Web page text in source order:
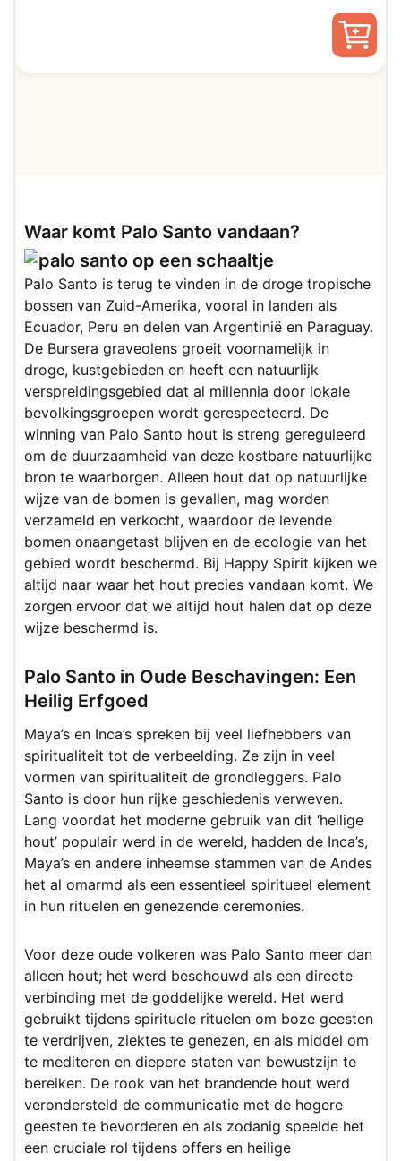
€ 1,35
tot
gekozen
worden
op
de
productpagina
Waar komt Palo Santo vandaan?
Palo Santo is terug te vinden in de droge tropische
bossen van Zuid-Amerika, vooral in landen als
Ecuador, Peru en delen van Argentinië en Paraguay.
De Bursera graveolens groeit voornamelijk in
droge, kustgebieden en heeft een natuurlijk
verspreidingsgebied dat al millennia door lokale
bevolkingsgroepen wordt gerespecteerd. De
winning van Palo Santo hout is streng gereguleerd
om de duurzaamheid van deze kostbare natuurlijke
bron te waarborgen. Alleen hout dat op natuurlijke
wijze van de bomen is gevallen, mag worden
verzameld en verkocht, waardoor de levende
bomen onaangetast blijven en de ecologie van het
gebied wordt beschermd. Bij Happy Spirit kijken we
altijd naar waar het hout precies vandaan komt. We
zorgen ervoor dat we altijd hout halen dat op deze
wijze beschermd is.
Palo Santo in Oude Beschavingen: Een
Heilig Erfgoed
Maya’s en Inca’s spreken bij veel liefhebbers van
spiritualiteit tot de verbeelding. Ze zijn in veel
vormen van spiritualiteit de grondleggers. Palo
Santo is door hun rijke geschiedenis verweven.
Lang voordat het moderne gebruik van dit ‘heilige
hout’ populair werd in de wereld, hadden de Inca’s,
Maya’s en andere inheemse stammen van de Andes
het al omarmd als een essentieel spiritueel element
in hun rituelen en genezende ceremonies.
Voor deze oude volkeren was Palo Santo meer dan
alleen hout; het werd beschouwd als een directe
verbinding met de goddelijke wereld. Het werd
gebruikt tijdens spirituele rituelen om boze geesten
te verdrijven, ziektes te genezen, en als middel om
te mediteren en diepere staten van bewustzijn te
bereiken. De rook van het brandende hout werd
verondersteld de communicatie met de hogere
geesten te bevorderen en als zodanig speelde het
een cruciale rol tijdens offers en heilige